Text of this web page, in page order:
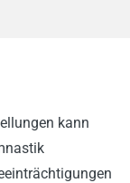
kann